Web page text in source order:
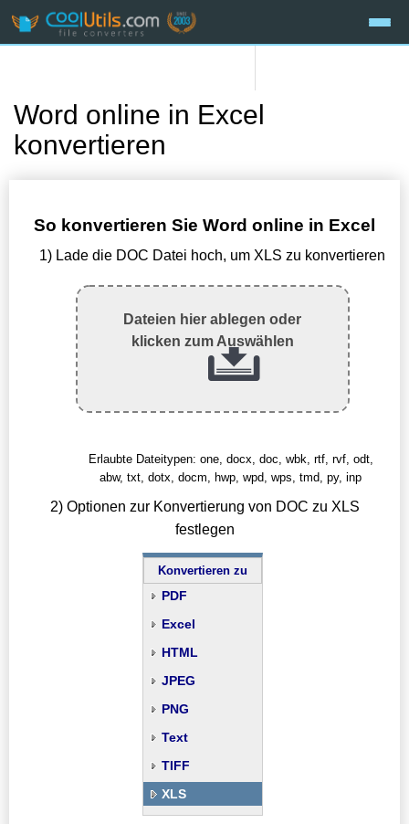
Word online in Excel
konvertieren
So konvertieren Sie Word online in Excel
1) Lade die DOC Datei hoch, um XLS zu konvertieren
Dateien hier ablegen oder
klicken zum Auswählen
Erlaubte Dateitypen: one, docx, doc, wbk, rtf, rvf, odt,
abw, txt, dotx, docm, hwp, wpd, wps, tmd, py, inp
2) Optionen zur Konvertierung von DOC zu XLS
festlegen
Konvertieren zu
PDF
Excel
HTML
JPEG
PNG
Text
TIFF
XLS